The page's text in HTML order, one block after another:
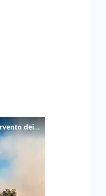
Incendio tra Duino e Monfalcone: l’intervento dei vigili del fuoco